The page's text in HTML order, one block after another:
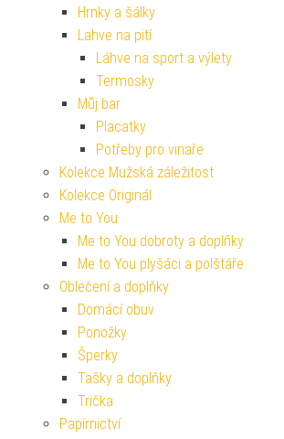
Hrnky a šálky
Lahve na pití
Láhve na sport a výlety
Termosky
Můj bar
Placatky
Potřeby pro vinaře
Kolekce Mužská záležitost
Kolekce Originál
Me to You
Me to You dobroty a doplňky
Me to You plyšáci a polštáře
Oblečení a doplňky
Domácí obuv
Ponožky
Šperky
Tašky a doplňky
Trička
Papírnictví